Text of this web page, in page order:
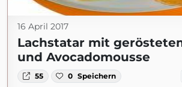
16 April 2017
Lachstatar mit
und Avocadomousse
55 0 Speichern